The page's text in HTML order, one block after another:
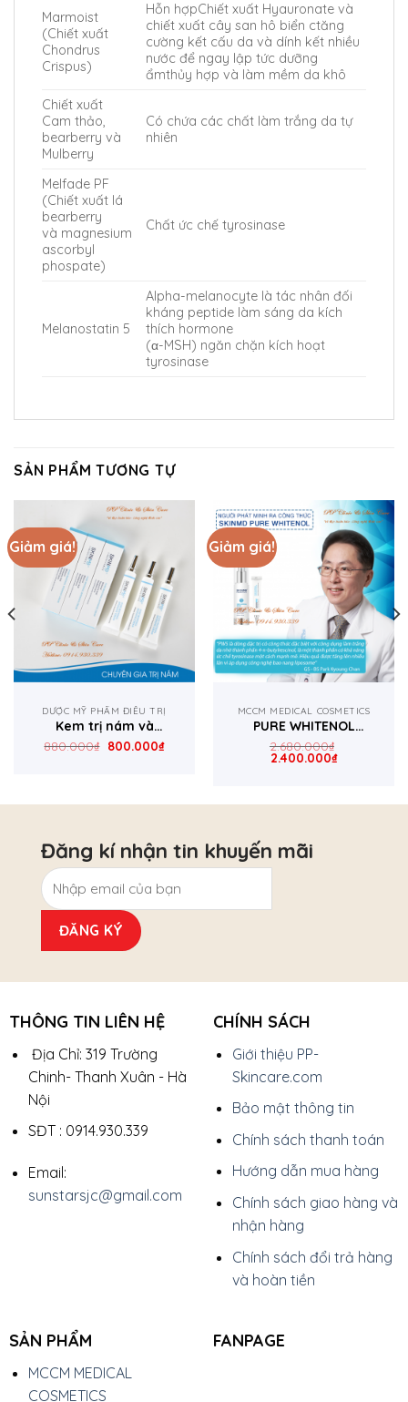
Marmoist
(Chiết xuất
Chondrus
Crispus)
Hỗn hợpChiết xuất Hyauronate và
chiết xuất cây san hô biển ctăng
cường kết cấu da và dính kết nhiều
nước để ngay lập tức dưỡng
ẩmthủy hợp và làm mềm da khô
Chiết xuất
Cam thảo,
bearberry và
Mulberry
Có chứa các chất làm trắng da tự
nhiên
Melfade PF
(Chiết xuất lá
bearberry
và magnesium
ascorbyl
phospate)
Chất ức chế tyrosinase
Melanostatin 5
Alpha-melanocyte là tác nhân đối
kháng peptide làm sáng da kích
thích hormone
(α-MSH) ngăn chặn kích hoạt
tyrosinase
SẢN PHẨM TƯƠNG TỰ
Giảm giá!
DƯỢC MỸ PHẨM ĐIỀU TRỊ
Kem trị nám và
chống lão hoá da
880.000₫ 800.000₫
Giảm giá!
MCCM MEDICAL COSMETICS
PURE WHITENOL
SERUM ĐẶC TRỊ NÁM
2.680.000₫
2.400.000₫
Đăng kí nhận tin khuyến mãi
THÔNG TIN LIÊN HỆ
Địa Chỉ: 319 Trường
Chinh- Thanh Xuân - Hà
Nội
SĐT : 0914.930.339
Email:
sunstarsjc@gmail.com
CHÍNH SÁCH
Giới thiệu PP-
Skincare.com
Bảo mật thông tin
Chính sách thanh toán
Hướng dẫn mua hàng
Chính sách giao hàng và
nhận hàng
Chính sách đổi trả hàng
và hoàn tiền
SẢN PHẨM
MCCM MEDICAL
COSMETICS
FANPAGE